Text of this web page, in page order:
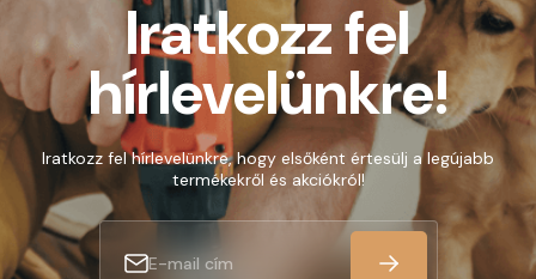
Iratkozz fel
hírlevelünkre!
Iratkozz fel hírlevelünkre, hogy elsőként értesülj a legújabb
termékekről és akciókról!